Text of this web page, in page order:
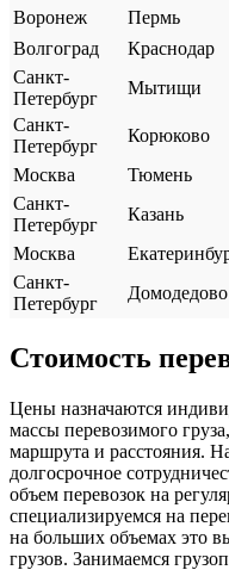
Воронеж
Пермь
Волгоград
Краснодар
Санкт-
Петербург
Мытищи
Санкт-
Петербург
Корюково
Москва
Тюмень
Санкт-
Петербург
Казань
Москва
Санкт-
Петербург
Домодедово
Стоимость
Цены назначаются
массы перевозимого
маршрута и расстояния.
долгосрочное
объем перевозок на
специализируемся на
на больших объемах это
грузов. Занимаемся